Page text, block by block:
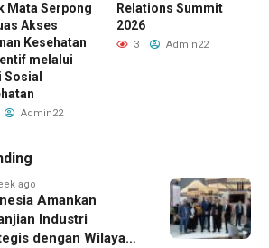
Mata Serpong
Akses
Kesehatan
melalui
Sosial
Admin22
Relations Summit
2026
3 Admin22
ago
Amankan
Industri
dengan Wilayah